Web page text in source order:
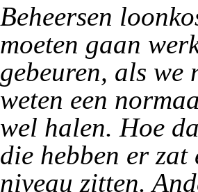
Beheersen
moeten gaan
gebeuren, als
weten een
wel halen. Hoe
die hebben er
niveau zitten.